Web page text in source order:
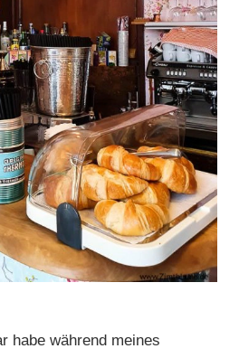
habe während meines